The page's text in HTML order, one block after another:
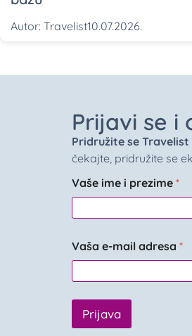
Autor: Travelist10.07.2026.
Prijavi se i
Pridružite se
čekajte, pridružite se
Vaše ime i prezime *
Vaša e-mail adresa *
Prijava